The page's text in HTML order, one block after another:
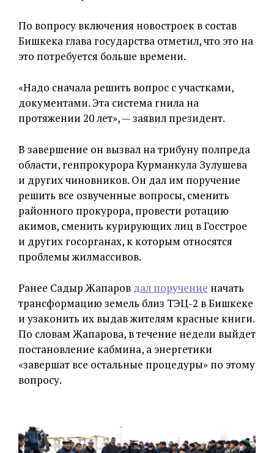
По вопросу включения новостроек в состав
Бишкека глава государства отметил, что это на
это потребуется больше времени.
«Надо сначала решить вопрос с участками,
документами. Эта система гнила на
протяжении 20 лет», — заявил президент.
В завершение он вызвал на трибуну полпреда
области, генпрокурора Курманкула Зулушева
и других чиновников. Он дал им поручение
решить все озвученные вопросы, сменить
районного прокурора, провести ротацию
акимов, сменить курирующих лиц в Госстрое
и других госорганах, к которым относятся
проблемы жилмассивов.
Ранее Садыр Жапаров дал поручение начать
трансформацию земель близ ТЭЦ-2 в Бишкеке
и узаконить их выдав жителям красные книги.
По словам Жапарова, в течение недели выйдет
постановление кабмина, а энергетики
«завершат все остальные процедуры» по этому
вопросу.